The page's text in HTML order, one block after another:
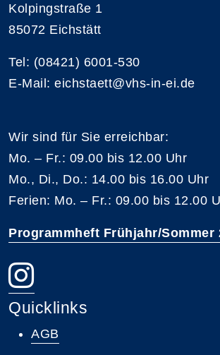
Kolpingstraße 1
85072 Eichstätt
Tel: (08421) 6001-530
E-Mail: eichstaett@vhs-in-ei.de
Wir sind für Sie erreichbar:
Mo. – Fr.: 09.00 bis 12.00 Uhr
Mo., Di., Do.: 14.00 bis 16.00 Uhr
Ferien: Mo. – Fr.: 09.00 bis 12.00
Programmheft Frühjahr/Sommer
Quicklinks
AGB